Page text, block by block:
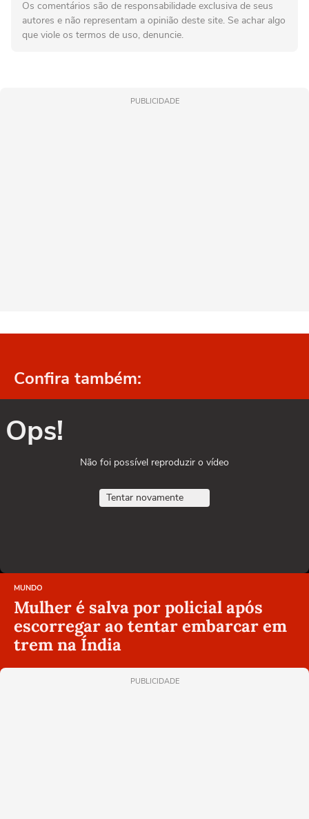
Os comentários são de responsabilidade exclusiva de seus
autores e não representam a opinião deste site. Se achar algo
que viole os termos de uso, denuncie.
PUBLICIDADE
Confira também:
Ops!
Não foi possível reproduzir o vídeo
Tentar novamente
MUNDO
Mulher é salva por policial após
escorregar ao tentar embarcar em
trem na Índia
PUBLICIDADE